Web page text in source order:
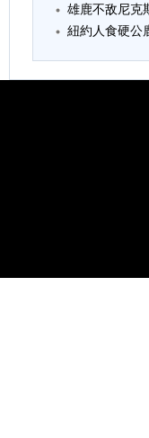
雄鹿不敌尼克
紐約人食硬公